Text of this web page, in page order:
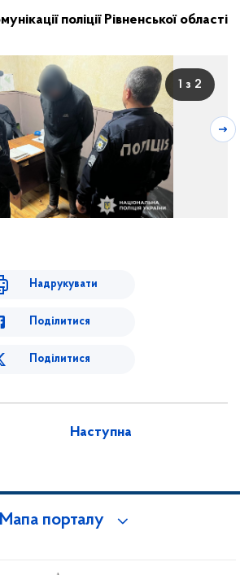
поліції Рівненської області
1 з 2
Надрукувати
Поділитися
Поділитися
Наступна
Мапа порталу